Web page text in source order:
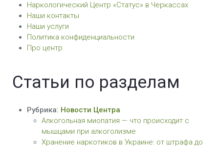
Наркологический Центр «Статус» в Черкассах
Наши контакты
Наши услуги
Политика конфиденциальности
Про центр
Статьи по разделам
Рубрика: Новости Центра
Алкогольная миопатия — что происходит с
мышцами при алкоголизме
Хранение наркотиков в Украине: от штрафа до